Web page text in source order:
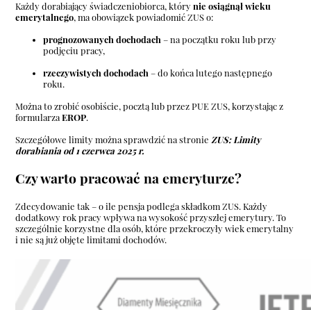
Każdy dorabiający świadczeniobiorca, którynie osiągnął wieku
emerytalnego, ma obowiązek powiadomić ZUS o:
prognozowanych dochodach– na początku roku lub przy
podjęciu pracy,
rzeczywistych dochodach– do końca lutego następnego
roku.
Można to zrobić osobiście, pocztą lub przez PUE ZUS, korzystając z
formularzaEROP.
Szczegółowe limity można sprawdzić na stronieZUS: Limity
dorabiania od 1 czerwca 2025 r.
Czy warto pracować na emeryturze?
Zdecydowanie tak – o ile pensja podlega składkom ZUS. Każdy
dodatkowy rok pracy wpływa na wysokość przyszłej emerytury. To
szczególnie korzystne dla osób, które przekroczyły wiek emerytalny
i nie są już objęte limitami dochodów.